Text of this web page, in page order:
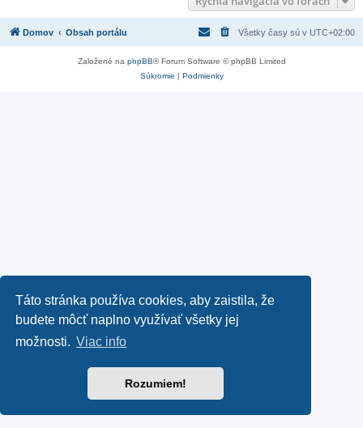
Táto stránka používa cookies, aby zaistila, že
budete môcť naplno využívať všetky jej
možnosti. Viac info
Rozumiem!
Domov Obsah portálu Všetky časy sú v UTC+02:00
Založené na phpBB® Forum Software © phpBB Limited
Súkromie | Podmienky